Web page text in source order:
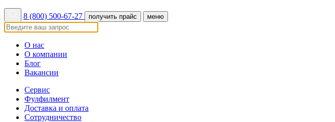
8 (800) 500-67-27 получить прайс меню
О нас
О компании
Блог
Вакансии
Сервис
Фулфилмент
Доставка и оплата
Сотрудничество